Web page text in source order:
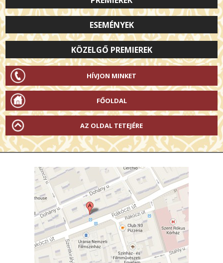
ESEMÉNYEK
KÖZELGŐ PREMIEREK
HÍVJON MINKET
FŐOLDAL
AZ OLDAL TETEJÉRE